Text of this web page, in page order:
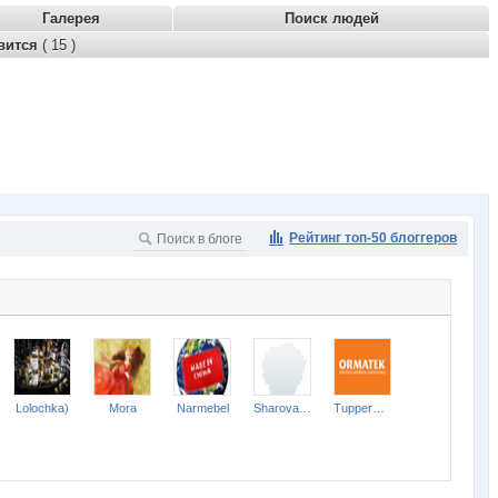
Галерея
Поиск людей
( 15 )
Рейтинг топ-50 блоггеров
Lolochka) Mora Narmebel